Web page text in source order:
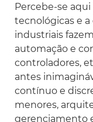
Percebe-se
tecnológicas e a
industriais
automação e
controladores,
antes
contínuo e
menores,
gerenciamento